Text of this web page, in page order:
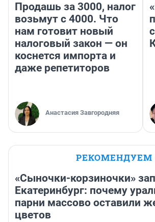
Продашь за 3000, налог
возьмут с 4000. Что
нам готовит новый
налоговый закон — он
коснется импорта и
даже репетиторов
Анастасия Завгородняя
РЕКОМЕНДУЕМ
«Сыночки-корзиночки»
Екатеринбург: почему
парни массово оставили
цветов